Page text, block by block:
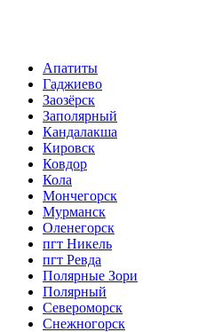
Апатиты
Гаджиево
Заозёрск
Заполярный
Кандалакша
Кировск
Ковдор
Кола
Мончегорск
Мурманск
Оленегорск
пгт Никель
пгт Ревда
Полярные Зори
Полярный
Североморск
Снежногорск